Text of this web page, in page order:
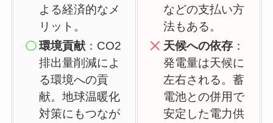
よる経済的なメ
リット。
環境貢献 ：CO2
排出量削減によ
る環境への貢
献。地球温暖化
対策にもつなが
などの支払い方
法もある。
天候への依存 ：
発電量は天候に
左右される。蓄
電池との併用で
安定した電力供